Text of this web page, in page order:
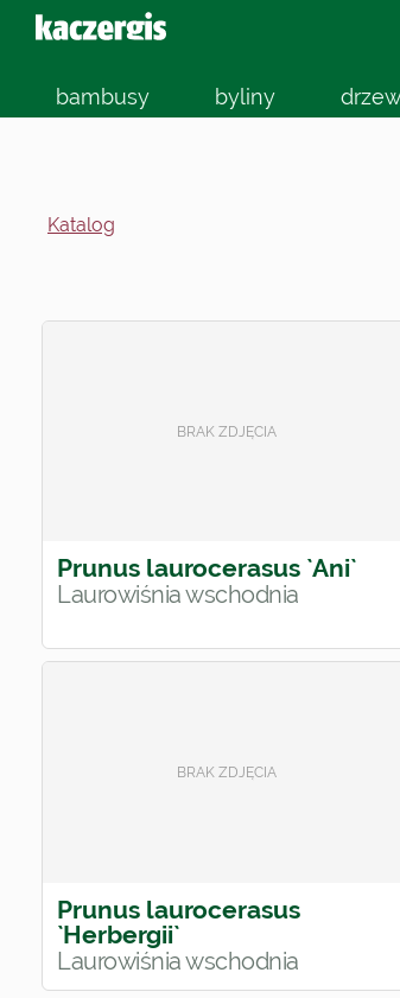
bambusy byliny
Katalog
Prunus laurocerasus `Ani`
Laurowiśnia wschodnia
Prunus laurocerasus
`Herbergii`
Laurowiśnia wschodnia